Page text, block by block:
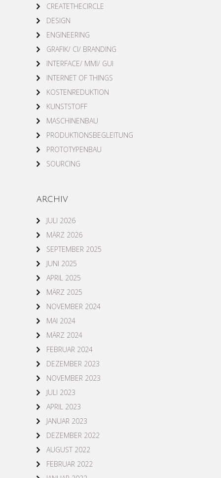
CREATETHECIRCLE
DESIGN
ENGINEERING
GRAFIK/ CI/ BRANDING
INTERFACE/ MMI/ GUI
INTERNET OF THINGS
KOSTENREDUKTION
KUNSTSTOFF
MASCHINENBAU
PRODUKTIONSBEGLEITUNG
PROTOTYPENBAU
SOURCING
ARCHIV
JULI 2026
MÄRZ 2026
SEPTEMBER 2025
JUNI 2025
APRIL 2025
MÄRZ 2025
NOVEMBER 2024
MAI 2024
MÄRZ 2024
FEBRUAR 2024
DEZEMBER 2023
NOVEMBER 2023
JULI 2023
APRIL 2023
JANUAR 2023
DEZEMBER 2022
AUGUST 2022
FEBRUAR 2022